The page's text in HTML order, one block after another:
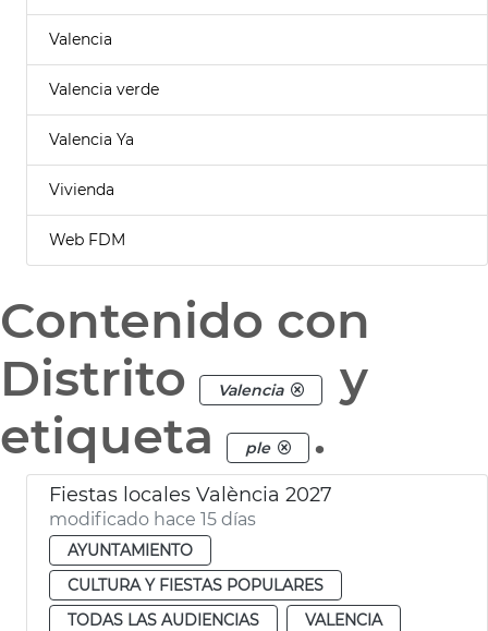
Valencia
Valencia verde
Valencia Ya
Vivienda
Web FDM
Contenido con
Distrito
Valencia
y
etiqueta
ple .
Fiestas locales València 2027
modificado hace 15 días
AYUNTAMIENTO
CULTURA Y FIESTAS POPULARES
TODAS LAS AUDIENCIAS
VALENCIA